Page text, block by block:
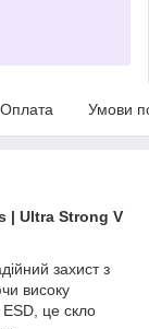
Оплата Умови
| Ultra Strong V
захист з
високу
ESD, це скло